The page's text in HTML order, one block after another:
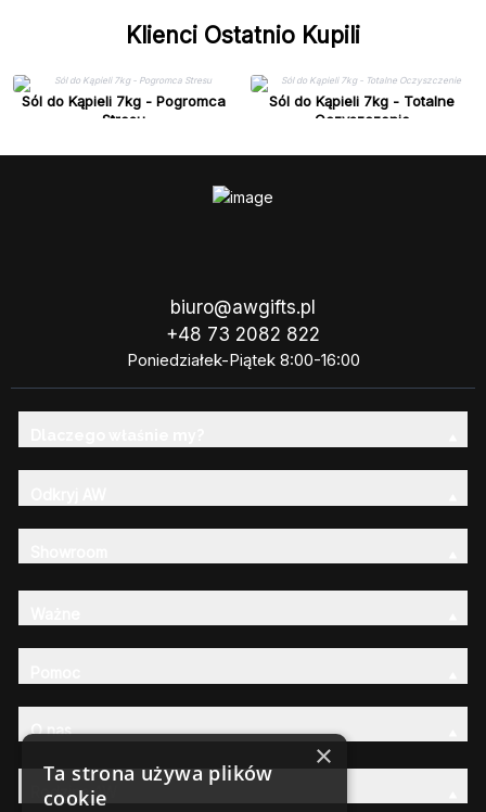
Klienci Ostatnio Kupili
Sól do Kąpieli 7kg - Pogromca
Stresu
Sól do Kąpieli 7kg - Totalne
Oczyszczenie
biuro@awgifts.pl
+48 73 2082 822
Poniedziałek-Piątek 8:00-16:00
O nas
Rodzina AW
×
Ta strona używa plików
cookie